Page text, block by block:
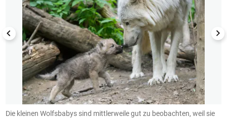
Die kleinen Wolfsbabys sind mittlerweile gut zu beobachten, weil sie